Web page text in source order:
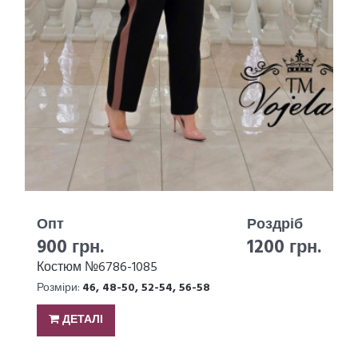
Опт
900 грн.
Роздріб
1200 грн.
Костюм №6786-1085
Розміри: 46, 48-50, 52-54, 56-58
ДЕТАЛІ